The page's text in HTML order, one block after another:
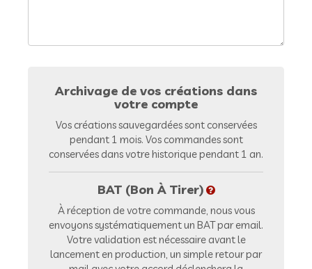
Archivage de vos créations dans
votre compte
Vos créations sauvegardées sont conservées
pendant 1 mois. Vos commandes sont
conservées dans votre historique pendant 1 an.
BAT (Bon À Tirer)
À réception de votre commande, nous vous
envoyons systématiquement un BAT par email.
Votre validation est nécessaire avant le
lancement en production, un simple retour par